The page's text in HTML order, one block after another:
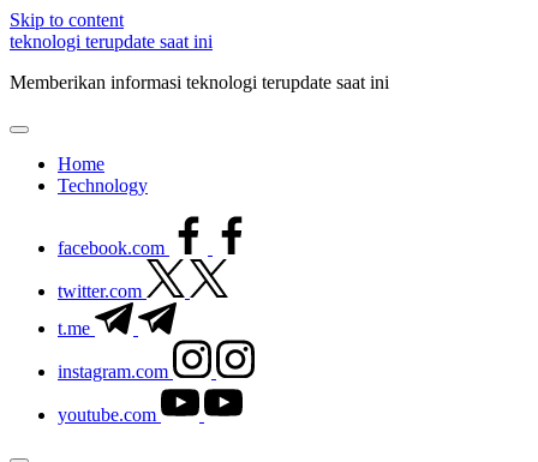
Skip to content
teknologi terupdate saat ini
Memberikan informasi teknologi terupdate saat ini
Home
Technology
facebook.com
twitter.com
t.me
instagram.com
youtube.com